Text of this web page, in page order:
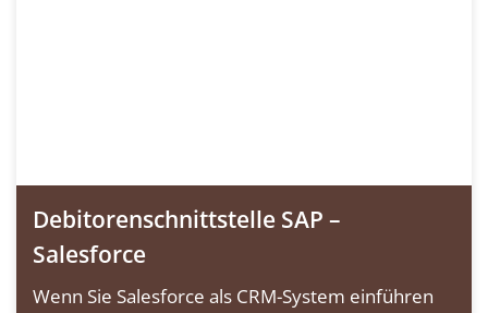
Debitorenschnittstelle SAP –
Salesforce
Wenn Sie Salesforce als CRM-System einführen